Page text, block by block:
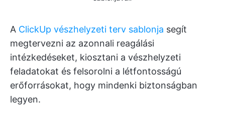
A ClickUp vészhelyzeti terv sablonja segít
megtervezni az azonnali reagálási
intézkedéseket, kiosztani a vészhelyzeti
feladatokat és felsorolni a létfontosságú
erőforrásokat, hogy mindenki biztonságban
legyen.